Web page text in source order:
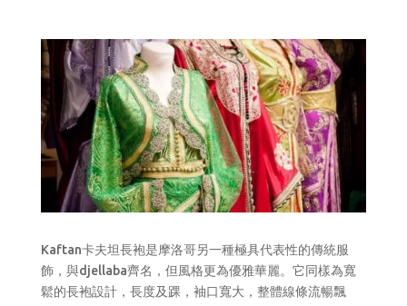
Kaftan卡夫坦長袍是摩洛哥另一種極具代表性的傳統服
飾，與djellaba齊名，但風格更為優雅華麗。它同樣為寬
鬆的長袍設計，長度及踝，袖口寬大，整體線條流暢飄